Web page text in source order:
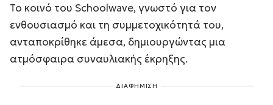
Το κοινό του Schoolwave, γνωστό για τον
ενθουσιασμό και τη συμμετοχικότητά του,
ανταποκρίθηκε άμεσα, δημιουργώντας μια
ατμόσφαιρα συναυλιακής έκρηξης.
ΔΙΑΦΗΜΙΣΗ